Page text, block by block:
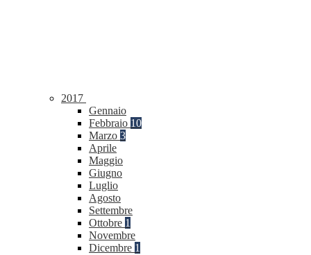
2017
Gennaio
Febbraio 10
Marzo 3
Aprile
Maggio
Giugno
Luglio
Agosto
Settembre
Ottobre 1
Novembre
Dicembre 1